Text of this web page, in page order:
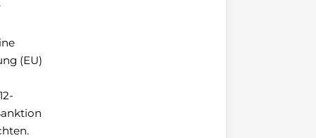
(EU)